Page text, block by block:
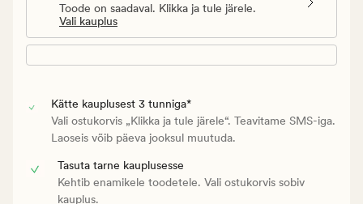
Toode on saadaval. Klikka ja tule järele.
Vali kauplus
Kätte kauplusest 3 tunniga*
Vali ostukorvis „Klikka ja tule järele“. Teavitame SMS-iga.
Laoseis võib päeva jooksul muutuda.
Tasuta tarne kauplusesse
Kehtib enamikele toodetele. Vali ostukorvis sobiv
kauplus.